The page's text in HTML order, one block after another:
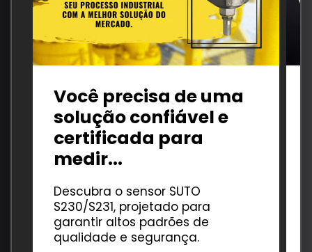
Você precisa de uma
solução confiável e
certificada para
medir...
Descubra o sensor SUTO
S230/S231, projetado para
garantir altos padrões de
qualidade e segurança.